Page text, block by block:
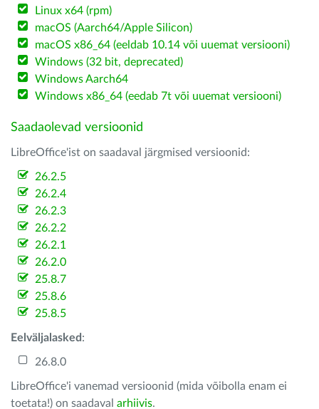
Linux x64 (rpm)
macOS (Aarch64/Apple Silicon)
macOS x86_64 (eeldab 10.14 või uuemat versiooni)
Windows (32 bit, deprecated)
Windows Aarch64
Windows x86_64 (eedab 7t või uuemat versiooni)
Saadaolevad versioonid
LibreOffice'ist on saadaval järgmised versioonid:
26.2.5
26.2.4
26.2.3
26.2.2
26.2.1
26.2.0
25.8.7
25.8.6
25.8.5
Eelväljalasked :
26.8.0
LibreOffice'i vanemad versioonid (mida võibolla enam ei
toetata!) on saadaval arhiivis.